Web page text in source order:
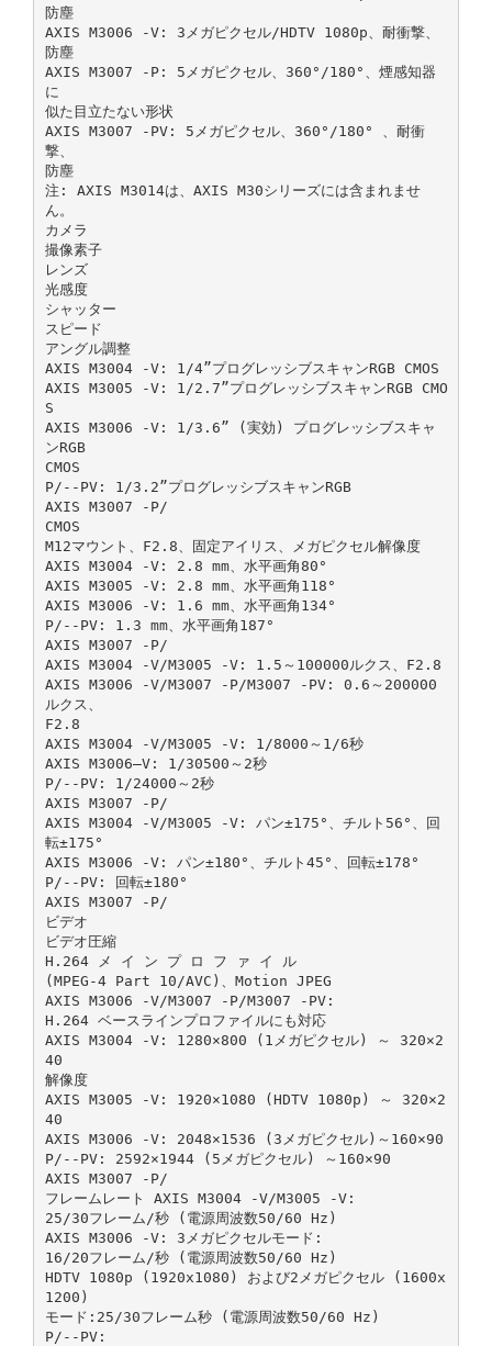
防塵
AXIS M3006 ‑V: 3メガピクセル/HDTV 1080p、耐衝撃、
防塵
AXIS M3007 ‑P: 5メガピクセル、360°/180°、煙感知器
に
似た目立たない形状
AXIS M3007 ‑PV: 5メガピクセル、360°/180° 、耐衝
撃、
防塵
注: AXIS M3014は、AXIS M30シリーズには含まれませ
ん。
カメラ
撮像素子
レンズ
光感度
シャッター
スピード
アングル調整
AXIS M3004 ‑V: 1/4”プログレッシブスキャンRGB CMOS
AXIS M3005 ‑V: 1/2.7”プログレッシブスキャンRGB CMO
S
AXIS M3006 ‑V: 1/3.6” (実効) プログレッシブスキャ
ンRGB
CMOS
P/‑‑PV: 1/3.2”プログレッシブスキャンRGB
AXIS M3007 ‑P/
CMOS
M12マウント、F2.8、固定アイリス、メガピクセル解像度
AXIS M3004 ‑V: 2.8 mm、水平画角80°
AXIS M3005 ‑V: 2.8 mm、水平画角118°
AXIS M3006 ‑V: 1.6 mm、水平画角134°
P/‑‑PV: 1.3 mm、水平画角187°
AXIS M3007 ‑P/
AXIS M3004 ‑V/M3005 ‑V: 1.5～100000ルクス、F2.8
AXIS M3006 ‑V/M3007 ‑P/M3007 ‑PV: 0.6～200000
ルクス、
F2.8
AXIS M3004 ‑V/M3005 ‑V: 1/8000～1/6秒
AXIS M3006–V: 1/30500～2秒
P/‑‑PV: 1/24000～2秒
AXIS M3007 ‑P/
AXIS M3004 ‑V/M3005 ‑V: パン±175°、チルト56°、回
転±175°
AXIS M3006 ‑V: パン±180°、チルト45°、回転±178°
P/‑‑PV: 回転±180°
AXIS M3007 ‑P/
ビデオ
ビデオ圧縮
H.264 メ イ ン プ ロ フ ァ イ ル
(MPEG‑4 Part 10/AVC)、Motion JPEG
AXIS M3006 ‑V/M3007 ‑P/M3007 ‑PV:
H.264 ベースラインプロファイルにも対応
AXIS M3004 ‑V: 1280×800 (1メガピクセル) ～ 320×2
40
解像度
AXIS M3005 ‑V: 1920×1080 (HDTV 1080p) ～ 320×2
40
AXIS M3006 ‑V: 2048×1536 (3メガピクセル)～160×90
P/‑‑PV: 2592×1944 (5メガピクセル) ～160×90
AXIS M3007 ‑P/
フレームレート AXIS M3004 ‑V/M3005 ‑V:
25/30フレーム/秒 (電源周波数50/60 Hz)
AXIS M3006 ‑V: 3メガピクセルモード:
16/20フレーム/秒 (電源周波数50/60 Hz)
HDTV 1080p (1920x1080) および2メガピクセル (1600x
1200)
モード:25/30フレーム秒 (電源周波数50/60 Hz)
P/‑‑PV: